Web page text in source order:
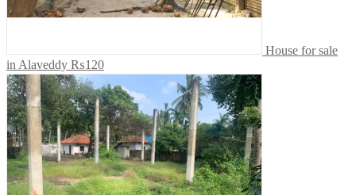
House for sale
in Alaveddy ₨120